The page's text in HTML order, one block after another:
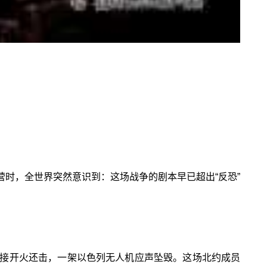
，全世界突然意识到：这场战争的剧本早已超出“反恐”
开火还击，一架以色列无人机应声坠毁。这场北约成员